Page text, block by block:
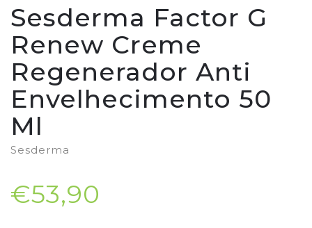
Sesderma Factor G
Renew Creme
Regenerador Anti
Envelhecimento 50
Ml
Sesderma
€53,90